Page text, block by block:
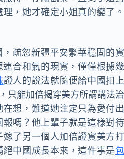
，她才確定小姐真的變了。
，疏忽新疆平安繁華穩固的實
連合和氣的現實，僅僅根據幾
證人的說法就隨便給中國扣上
只能加倍揭穿美方所謂講法治
想，難道她注定只為愛付出
嗎？他上輩子就是這樣對待
了另一個人加倍證實美方打
中國成長本來，這件事是包